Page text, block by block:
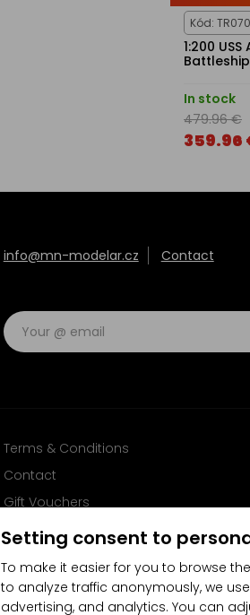
Kód:
1:200
In stock
479.96 €
359.96
info@mn-modelar.cz Contact
Terms & Conditions
Contact
Gift Vouchers
FAQ
Setting consent to
To make it easier for you to browse
to analyze traffic anonymously, we
advertising, and analytics. You can